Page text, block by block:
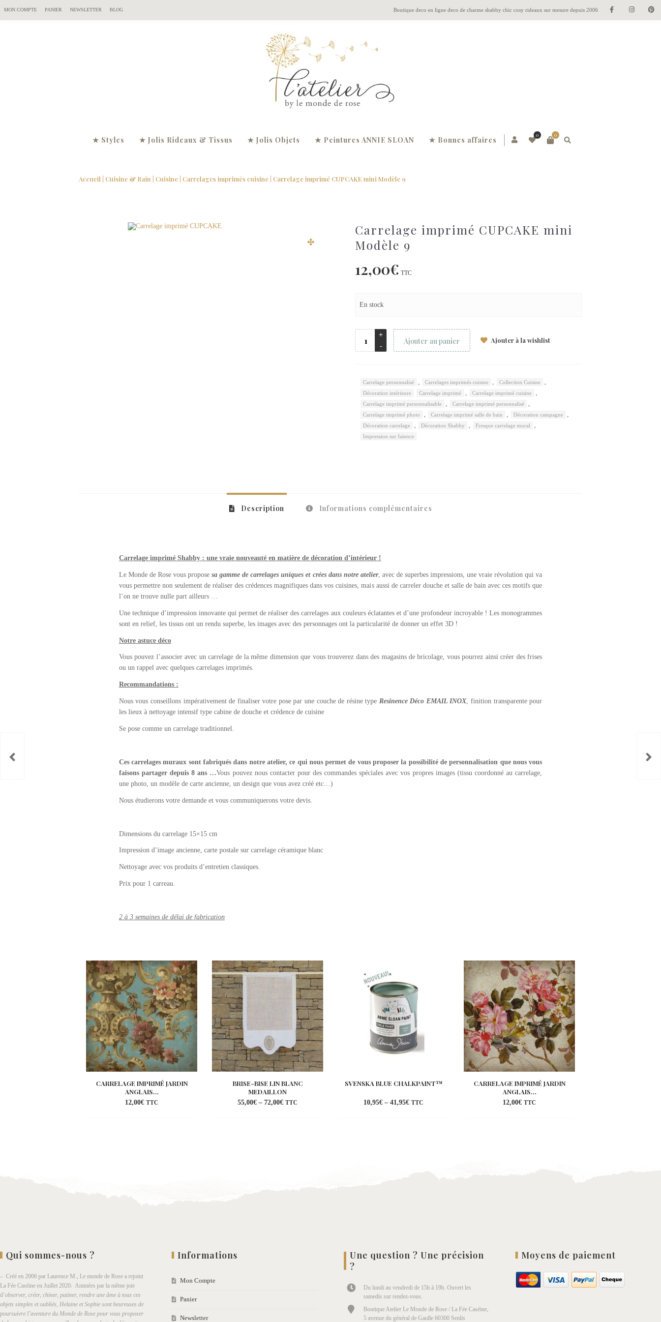
Boutique deco en ligne deco de charme shabby chic cosy rideaux sur mesure depuis 2006
MON COMPTE PANIER NEWSLETTER BLOG
0
0
★ Styles ★ Jolis Rideaux & Tissus ★ Jolis Objets ★ Peintures ANNIE SLOAN ★ Bonnes affaires
Accueil Cuisine & Bain Cuisine Carrelages imprimés cuisine | Carrelage imprimé CUPCAKE mini Modèle 9
Carrelage imprimé CUPCAKE mini
Modèle 9
12,00€ TTC
En stock
Ajouter au panier Ajouter à la wishlist
Carrelage personnalisé , Carrelages imprimés cuisine , Collection Cuisine ,
Décoration intérieure Carrelage imprimé , Carrelage imprimé cuisine ,
Carrelage imprimé personnalisable , Carrelage imprimé personnalisé ,
Carrelage imprimé photo , Carrelage imprimé salle de bain , Décoration campagne ,
Décoration carrelage , Décoration Shabby , Fresque carrelage mural ,
Impression sur faïence
Description Informations complémentaires
Carrelage imprimé Shabby : une vraie nouveauté en matière de décoration d’intérieur !
Le Monde de Rose vous proposesa gamme de carrelages uniques et crées dans notre atelier, avec de superbes impressions, une vraie révolution qui va
vous permettre non seulement de réaliser des crédences magnifiques dans vos cuisines, mais aussi de carreler douche et salle de bain avec ces motifs que
l’on ne trouve nulle part ailleurs …
Une technique d’impression innovante qui permet de réaliser des carrelages aux couleurs éclatantes et d’une profondeur incroyable ! Les monogrammes
sont en relief, les tissus ont un rendu superbe, les images avec des personnages ont la particularité de donner un effet 3D !
Notre astuce déco
Vous pouvez l’associer avec un carrelage de la même dimension que vous trouverez dans des magasins de bricolage, vous pourrez ainsi créer des frises
ou un rappel avec quelques carrelages imprimés.
Recommandations :
Nous vous conseillons impérativement de finaliser votre pose par une couche de résine type Resinence Déco EMAIL INOX, finition transparente pour
les lieux à nettoyage intensif type cabine de douche et crédence de cuisine
Se pose comme un carrelage traditionnel.
Ces carrelages muraux sont fabriqués dans notre atelier, ce qui nous permet de vous proposer la possibilité de personnalisation que nous vous
faisons partager depuis 8 ans …Vous pouvez nous contacter pour des commandes spéciales avec vos propres images (tissu coordonné au carrelage,
une photo, un modèle de carte ancienne, un design que vous avez créé etc…)
Nous étudierons votre demande et vous communiquerons votre devis.
Dimensions du carrelage 15×15 cm
Impression d’image ancienne, carte postale sur carrelage céramique blanc
Nettoyage avec vos produits d’entretien classiques.
Prix pour 1 carreau.
2 à 3 semaines de délai de fabrication
CARRELAGE IMPRIMÉ JARDIN
ANGLAIS...
12,00€ TTC
BRISE-BISE LIN BLANC
MEDAILLON
55,00€ – 72,00€ TTC
SVENSKA BLUE CHALKPAINT™
10,95€ – 41,95€ TTC
CARRELAGE IMPRIMÉ JARDIN
ANGLAIS...
12,00€ TTC
Qui sommes-nous ?
– Créé en 2006 par Laurence M., Le monde de Rose a rejoint
La Fée Caséine en Juillet 2020. Animées par la même joie
d’observer, créer, chiner, patiner, rendre une âme à tous ces
objets simples et oubliés, Helaine et Sophie sont heureuses de
poursuivre l’aventure du Monde de Rose pour vous proposer
Informations
Mon Compte
Panier
Newsletter
Une question ? Une précision
?
Du lundi au vendredi de 15h à 19h. Ouvert les
samedis sur rendez-vous.
Boutique Atelier Le Monde de Rose / La Fée Caséine,
5 avenue du général de Gaulle 60300 Senlis
Moyens de paiement